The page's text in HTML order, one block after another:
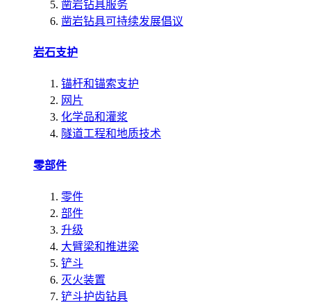
凿岩钻具服务
凿岩钻具可持续发展倡议
岩石支护
锚杆和锚索支护
网片
化学品和灌浆
隧道工程和地质技术
零部件
零件
部件
升级
大臂梁和推进梁
铲斗
灭火装置
铲斗护齿钻具